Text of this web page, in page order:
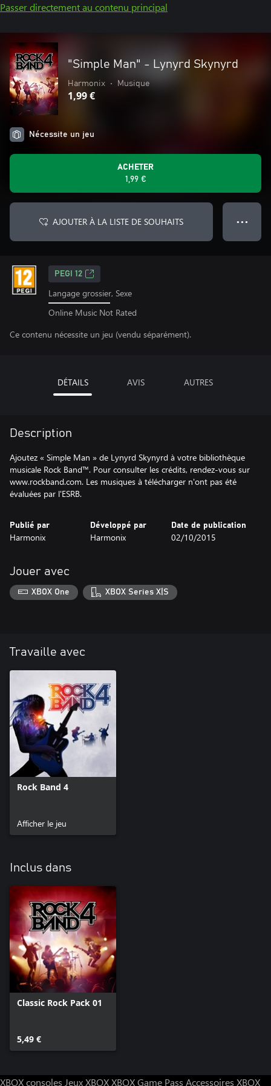
Passer directement au contenu principal
"Simple Man" - Lynyrd Skynyrd
Harmonix • Musique
1,99 €
Nécessite un jeu
ACHETER
1,99 €
AJOUTER À LA LISTE DE SOUHAITS ● ● ●
PEGI 12
Langage grossier, Sexe
Online Music Not Rated
Ce contenu nécessite un jeu (vendu séparément).
DÉTAILS AVIS AUTRES
Description
Ajoutez « Simple Man » de Lynyrd Skynyrd à votre bibliothèque
musicale Rock Band™. Pour consulter les crédits, rendez-vous sur
www.rockband.com. Les musiques à télécharger n'ont pas été
évaluées par l'ESRB.
Publié par
Harmonix
Développé par
Harmonix
Date de publication
02/10/2015
Jouer avec
XBOX One XBOX Series X|S
Travaille avec
Rock Band 4
Afficher le jeu
Inclus dans
Classic Rock Pack 01
5,49 €
XBOX consoles Jeux XBOXXBOX Game Pass Accessoires XBOX